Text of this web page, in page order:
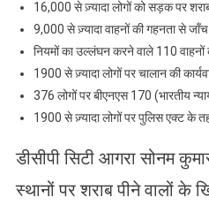
16,000 से ज़्यादा लोगों को सड़क पर
9,000 से ज़्यादा वाहनों की गहनता से
नियमों का उल्लंघन करने वाले 110 वाहनों
1900 से ज़्यादा लोगों पर चालान की
376 लोगों पर बीएनएस 170 (भारतीय
1900 से ज़्यादा लोगों पर पुलिस एक्ट के
डीसीपी सिटी आगरा सोनम
स्थानों पर शराब पीने वालों के